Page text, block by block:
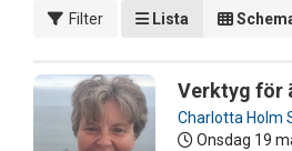
Filter Lista
Verktyg för
Charlotta Holm
Onsdag 19